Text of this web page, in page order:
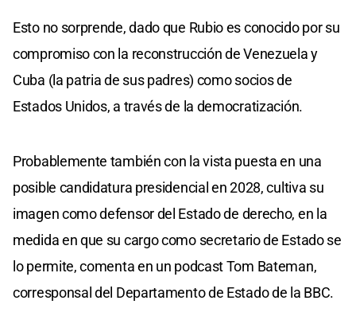
Esto no sorprende, dado que Rubio es conocido por su
compromiso con la reconstrucción de Venezuela y
Cuba (la patria de sus padres) como socios de
Estados Unidos, a través de la democratización.
Probablemente también con la vista puesta en una
posible candidatura presidencial en 2028, cultiva su
imagen como defensor del Estado de derecho, en la
medida en que su cargo como secretario de Estado se
lo permite, comenta en un podcast Tom Bateman,
corresponsal del Departamento de Estado de la BBC.